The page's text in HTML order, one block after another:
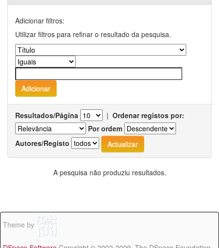
Adicionar filtros:
Utilizar filtros para refinar o resultado da pesquisa.
Resultados/Página | Ordenar registos por:
Por ordem
Autores/Registo
A pesquisa não produziu resultados.
Theme by